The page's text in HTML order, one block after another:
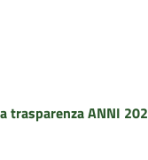
trasparenza ANNI